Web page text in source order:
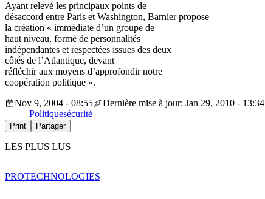
Ayant relevé les principaux points de
désaccord entre Paris et Washington, Barnier propose
la création « immédiate d’un groupe de
haut niveau, formé de personnalités
indépendantes et respectées issues des deux
côtés de l’Atlantique, devant
réfléchir aux moyens d’approfondir notre
coopération politique ».
Nov 9, 2004 - 08:55
Dernière mise à jour: Jan 29, 2010 - 13:34
Politiquesécurité
Print Partager
LES PLUS LUS
PROTECHNOLOGIES